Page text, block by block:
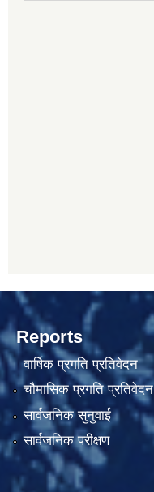
Reports
वार्षिक प्रगति प्रतिवेदन
चौमासिक प्रगति प्रतिवेदन
सार्वजनिक सुनुवाई
सार्वजनिक परीक्षण